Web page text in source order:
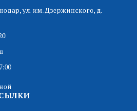
ул. им. Дзержинского, д.